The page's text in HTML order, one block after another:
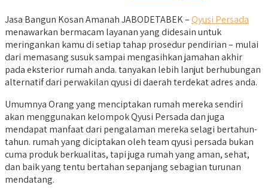
Jasa Bangun Kosan Amanah JABODETABEK –Qyusi Persada
menawarkan bermacam layanan yang didesain untuk
meringankan kamu di setiap tahap prosedur pendirian – mulai
dari memasang susuk sampai mengasihkan jamahan akhir
pada eksterior rumah anda. tanyakan lebih lanjut berhubungan
alternatif dari perwakilan qyusi di daerah terdekat adres anda.
Umumnya Orang yang menciptakan rumah mereka sendiri
akan menggunakan kelompok Qyusi Persada dan juga
mendapat manfaat dari pengalaman mereka selagi bertahun-
tahun. rumah yang diciptakan oleh team qyusi persada bukan
cuma produk berkualitas, tapi juga rumah yang aman, sehat,
dan baik yang tentu bertahan sepanjang sebagian turunan
mendatang.